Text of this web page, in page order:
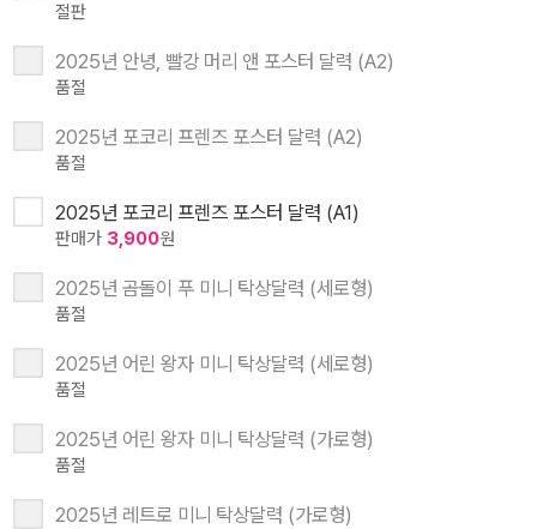
절판
2025년 안녕, 빨강 머리 앤 포스터 달력 (A2)
품절
2025년 포코리 프렌즈 포스터 달력 (A2)
품절
2025년 포코리 프렌즈 포스터 달력 (A1)
판매가 3,900원
2025년 곰돌이 푸 미니 탁상달력 (세로형)
품절
2025년 어린 왕자 미니 탁상달력 (세로형)
품절
2025년 어린 왕자 미니 탁상달력 (가로형)
품절
2025년 레트로 미니 탁상달력 (가로형)